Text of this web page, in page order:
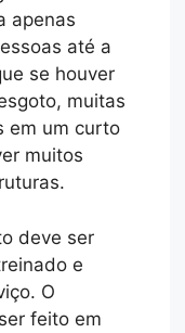
apenas
até a
se houver
muitas
em um curto
muitos
deve ser
e
O
feito em